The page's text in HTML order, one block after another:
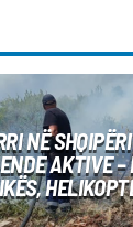
NË
AKTIVE –